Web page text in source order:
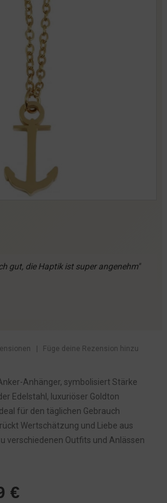
gut, die Haptik ist super angenehm"
| Füge deine Rezension hinzu
Anhänger, symbolisiert Stärke
Edelstahl, luxuriöser Goldton
für den täglichen Gebrauch
Wertschätzung und Liebe aus
verschiedenen Outfits und Anlässen
€